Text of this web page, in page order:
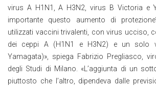
virus A H1N1, A H3N2, virus B Victoria e
importante questo aumento di
utilizzati vaccini trivalenti, con virus ucciso,
dei ceppi A (H1N1 e H3N2) e un solo
Yamagata)», spiega Fabrizio Pregliasco,
degli Studi di Milano. «L’aggiunta di un
piuttosto che l’altro, dipendeva dalle